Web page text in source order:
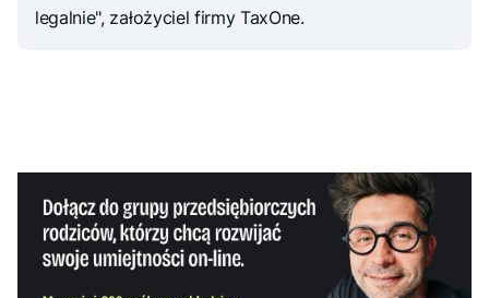
legalnie", założyciel firmy TaxOne.